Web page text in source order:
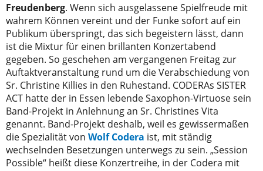
Freudenberg. Wenn sich ausgelassene Spielfreude mit
wahrem Können vereint und der Funke sofort auf ein
Publikum überspringt, das sich begeistern lässt, dann
ist die Mixtur für einen brillanten Konzertabend
gegeben. So geschehen am vergangenen Freitag zur
Auftaktveranstaltung rund um die Verabschiedung von
Sr. Christine Killies in den Ruhestand. CODERAs SISTER
ACT hatte der in Essen lebende Saxophon-Virtuose sein
Band-Projekt in Anlehnung an Sr. Christines Vita
genannt. Band-Projekt deshalb, weil es gewissermaßen
die Spezialität von Wolf Codera ist, mit ständig
wechselnden Besetzungen unterwegs zu sein. „Session
Possible“ heißt diese Konzertreihe, in der Codera mit